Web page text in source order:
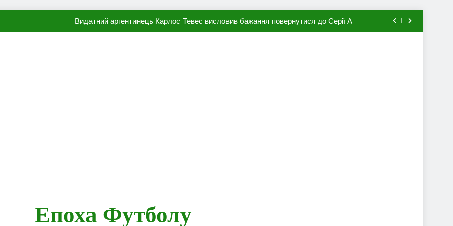
Видатний аргентинець Карлос Тевес висловив бажання повернутися до Серії А
Епоха Футболу